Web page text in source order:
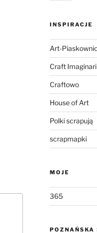
INSPIRACJE
Art-
Craft
Craftowo
House of Art
Polki scrapują
scrapmapki
MOJE
365
POZNAŃSKA